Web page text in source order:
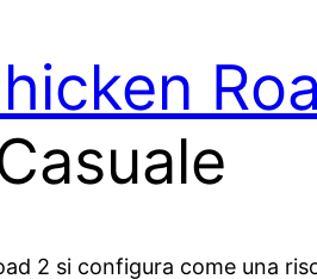
2 si configura come una